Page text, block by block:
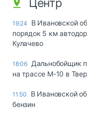
Центр
19:24
В Ивановской
порядок 5 км
Кулачево
18:06 Дальнобойщик
на трассе М-10 в
11:50
В Ивановской
бензин